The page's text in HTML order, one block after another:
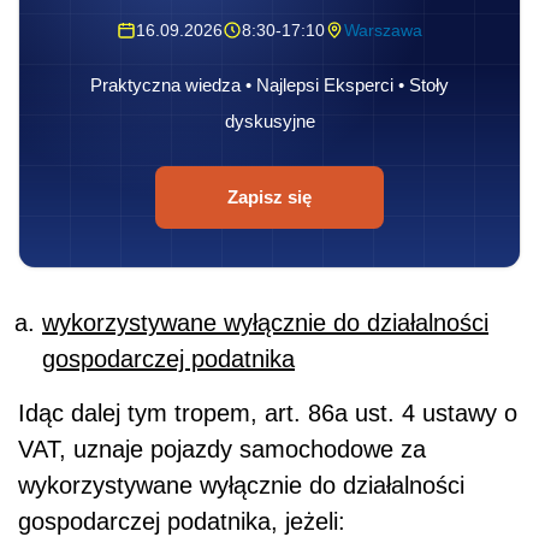
16.09.2026 8:30-17:10 Warszawa
Praktyczna wiedza • Najlepsi Eksperci • Stoły
dyskusyjne
Zapisz się
wykorzystywane wyłącznie do działalności
gospodarczej podatnika
Idąc dalej tym tropem, art. 86a ust. 4 ustawy o
VAT, uznaje pojazdy samochodowe za
wykorzystywane wyłącznie do działalności
gospodarczej podatnika, jeżeli: